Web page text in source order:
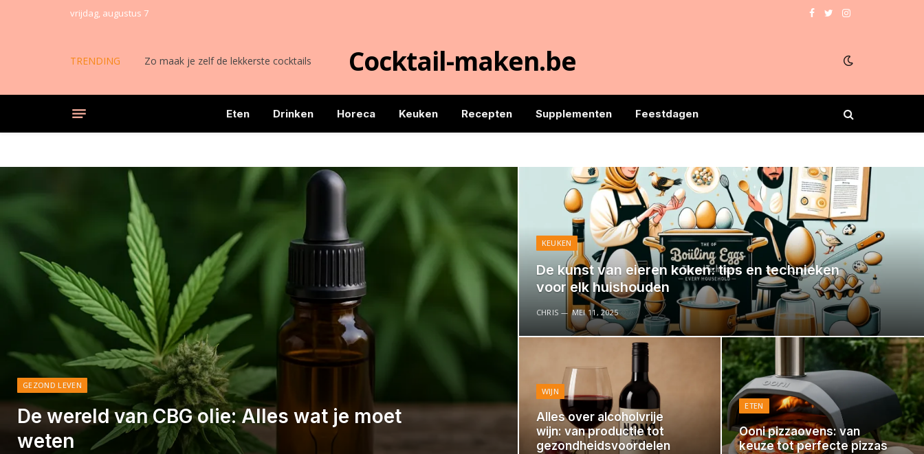
vrijdag, augustus 7 Facebook
TwitterInstagram
TRENDING Zo maak je zelf de lekkerste cocktails Cocktail-maken.be
Eten Drinken Horeca Keuken Recepten Supplementen Feestdagen
GEZOND LEVEN
De wereld van CBG olie: Alles wat je moet
weten
KEUKEN
De kunst van eieren koken: tips en technieken
voor elk huishouden
CHRIS MEI 11, 2025
WIJN
Alles over alcoholvrije
wijn: van productie tot
gezondheidsvoordelen
ETEN
Ooni pizzaovens: van
keuze tot perfecte pizzas